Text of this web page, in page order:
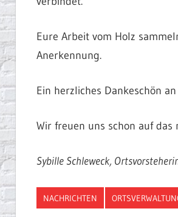
Eure Arbeit vom Holz
Anerkennung.
Ein herzliches Dankeschön
Wir freuen uns schon auf das
Sybille Schleweck,
NACHRICHTEN